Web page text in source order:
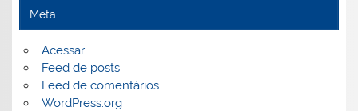
Meta
Acessar
Feed de posts
Feed de comentários
WordPress.org